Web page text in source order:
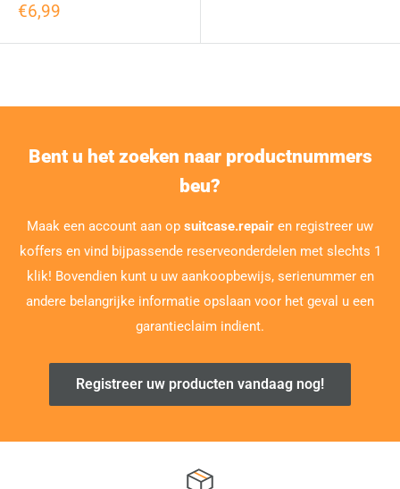
€6,99
Bent u het zoeken naar productnummers
beu?
Maak een account aan op suitcase.repair en registreer uw
koffers en vind bijpassende reserveonderdelen met slechts 1
klik! Bovendien kunt u uw aankoopbewijs, serienummer en
andere belangrijke informatie opslaan voor het geval u een
garantieclaim indient.
Registreer uw producten vandaag nog!